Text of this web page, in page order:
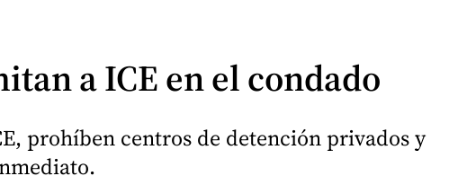
a ICE en el condado
prohíben centros de detención privados y